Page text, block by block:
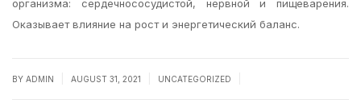
организма: сердечнососудистой, нервной и пищеварения.
Оказывает влияние на рост и энергетический баланс.
BY ADMIN AUGUST 31, 2021 UNCATEGORIZED